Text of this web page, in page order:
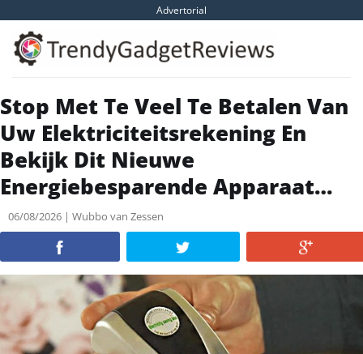
content
Advertorial
Stop Met Te Veel Te Betalen Van
Uw Elektriciteitsrekening En
Bekijk Dit Nieuwe
Energiebesparende Apparaat…
06/08/2026 | Wubbo van Zessen